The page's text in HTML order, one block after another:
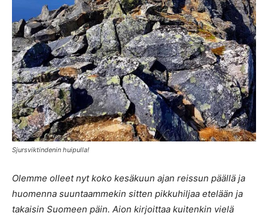
Sjursviktindenin huipulla!
Olemme olleet nyt koko kesäkuun ajan reissun päällä ja
huomenna suuntaammekin sitten pikkuhiljaa etelään ja
takaisin Suomeen päin. Aion kirjoittaa kuitenkin vielä